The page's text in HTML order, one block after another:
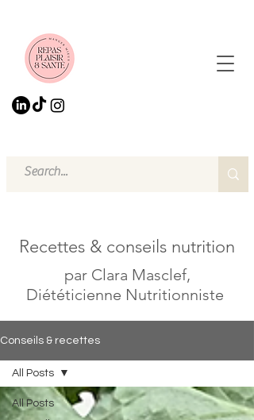
Recettes & conseils nutrition
par Clara Masclef,
Diététicienne Nutritionniste
Conseils & recettes
All Posts
All Posts